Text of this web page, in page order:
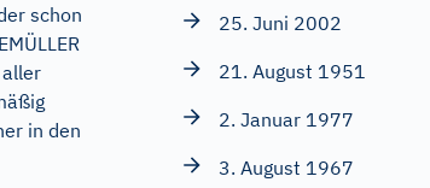
schon
in den
25. Juni 2002
21. August 1951
2. Januar 1977
3. August 1967